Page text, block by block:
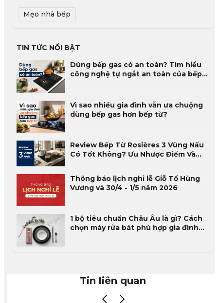
Mẹo nhà bếp
TIN TỨC NỔI BẬT
Dùng bếp gas có an toàn? Tìm hiểu
công nghệ tự ngắt an toàn của bếp
Vì sao nhiều gia đình vẫn ưa chuộng
dùng bếp gas hơn bếp từ?
Review Bếp Từ Rosières 3 Vùng Nấu
Có Tốt Không? Ưu Nhược Điểm Và
Thông báo lịch nghỉ lễ Giỗ Tổ Hùng
Vương và 30/4 - 1/5 năm 2026
1 bộ tiêu chuẩn Châu Âu là gì? Cách
chọn máy rửa bát phù hợp gia đình
Tin liên quan